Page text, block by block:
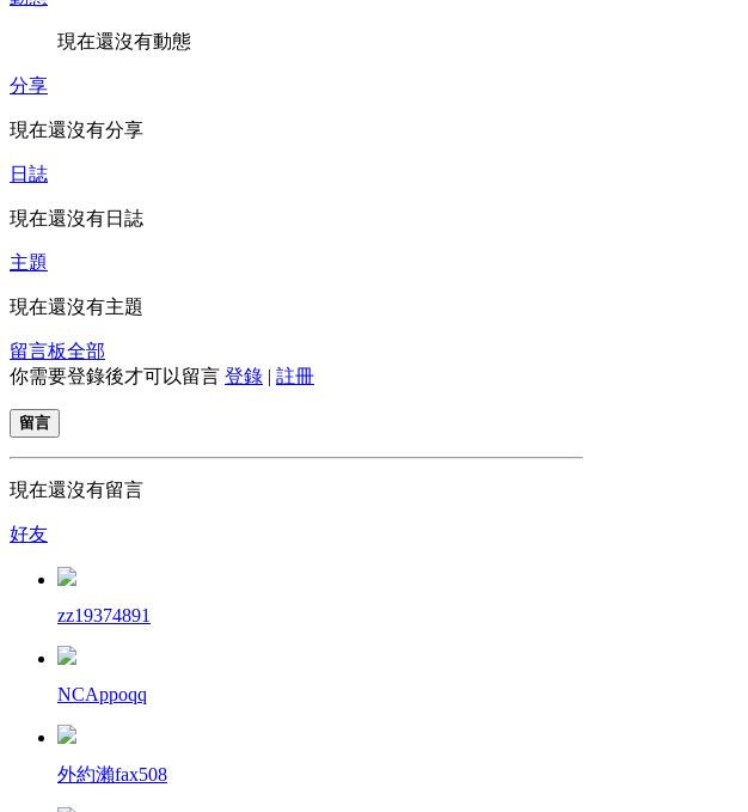
現在還沒有動態
分享
現在還沒有分享
日誌
現在還沒有日誌
主題
現在還沒有主題
留言板全部
你需要登錄後才可以留言 登錄 | 註冊
留言
現在還沒有留言
好友
zz19374891
NCAppoqq
外約瀨fax508